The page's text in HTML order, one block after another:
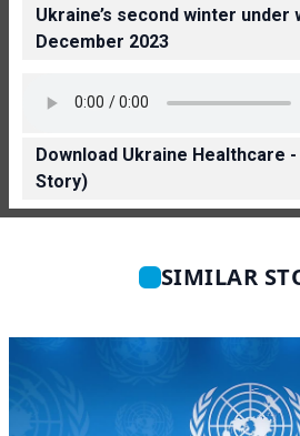
Ukraine’s second winter under
December 2023
Download Ukraine Healthcare -
Story)
SIMILAR